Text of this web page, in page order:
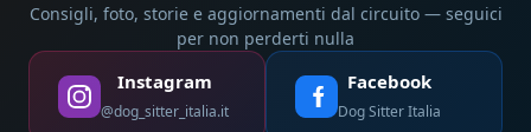
Consigli, foto, storie e aggiornamenti dal circuito — seguici
per non perderti nulla
Instagram
@dog_sitter_italia.it
Facebook
Dog Sitter Italia